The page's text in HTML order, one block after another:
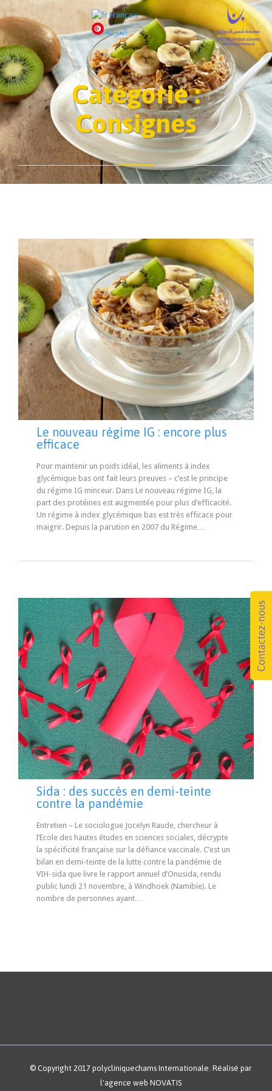
Français
العربية
Catégorie :
Consignes
Le nouveau régime IG : encore plus
efficace
Pour maintenir un poids idéal, les aliments à index
glycémique bas ont fait leurs preuves – c’est le principe
du régime IG minceur. Dans Le nouveau régime IG, la
part des protéines est augmentée pour plus d’efficacité.
Un régime à index glycémique bas est très efficace pour
maigrir. Depuis la parution en 2007 du Régime…
Sida : des succès en demi-teinte
contre la pandémie
Entretien – Le sociologue Jocelyn Raude, chercheur à
l’Ecole des hautes études en sciences sociales, décrypte
la spécificité française sur la défiance vaccinale. C’est un
bilan en demi-teinte de la lutte contre la pandémie de
VIH-sida que livre le rapport annuel d’Onusida, rendu
public lundi 21 novembre, à Windhoek (Namibie). Le
nombre de personnes ayant…
© Copyright 2017 polycliniquechams Internationale. Réalisé par
l'agence web NOVATIS